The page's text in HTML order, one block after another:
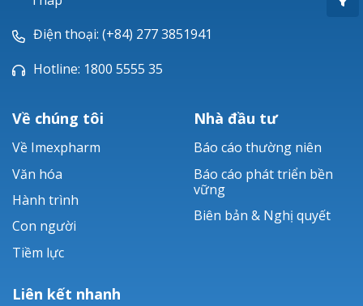
Zobacta®
Bacsulfo®
Điện thoại: (+84) 277 3851941
Hotline: 1800 5555 35
Về chúng tôi
Về Imexpharm
Văn hóa
Hành trình
Con người
Tiềm lực
Nhà đầu tư
Báo cáo thường niên
Báo cáo phát triển bền
vững
Biên bản & Nghị quyết
Liên kết nhanh